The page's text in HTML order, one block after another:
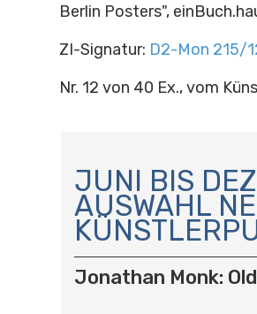
Berlin Posters",
ZI-Signatur: D2-Mon 215/
Nr. 12 von 40 Ex., vom
A
V
I
G
A
T
I
JUNI BIS
AUSWAHL
Jonathan Monk: